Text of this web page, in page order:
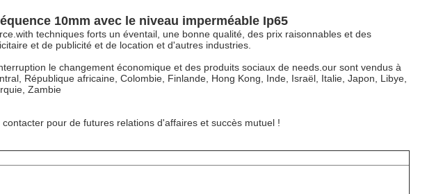
10mm avec le niveau imperméable Ip65
techniques forts un éventail, une bonne qualité, des prix raisonnables et des
et de publicité et de location et d'autres industries.
le changement économique et des produits sociaux de needs.our sont vendus à
République africaine, Colombie, Finlande, Hong Kong, Inde, Israël, Italie, Japon, Libye,
Zambie
pour de futures relations d'affaires et succès mutuel !